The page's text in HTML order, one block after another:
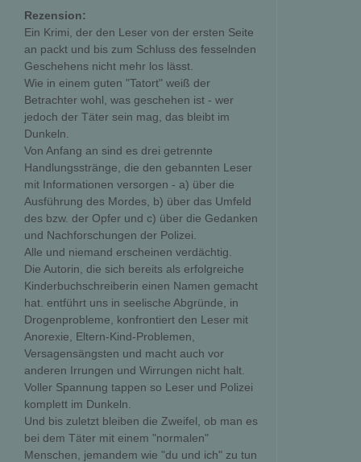
Rezension:
Ein Krimi, der den Leser von der ersten Seite
an packt und bis zum Schluss des fesselnden
Geschehens nicht mehr los lässt.
Wie in einem guten "Tatort" weiß der
Betrachter wohl, was geschehen ist - wer
jedoch der Täter sein mag, das bleibt im
Dunkeln.
Von Anfang an sind es drei getrennte
Handlungsstränge, die den gebannten Leser
mit Informationen versorgen - a) über die
Ausführung des Mordes, b) über das Umfeld
des bzw. der Opfer und c) über die Gedanken
und Nachforschungen der Polizei.
Alle und niemand erscheinen verdächtig.
Die Autorin, die sich bereits als erfolgreiche
Kinderbuchschreiberin einen Namen gemacht
hat. entführt uns in seelische Abgründe, in
Drogenprobleme, konfrontiert den Leser mit
Anorexie, Eltern-Kind-Problemen,
Versagensängsten und macht auch vor
anderen Irrungen und Wirrungen nicht halt.
Voller Spannung tappen so Leser und Polizei
komplett im Dunkeln.
Und bis zuletzt bleiben die Zweifel, ob man es
bei dem Täter mit einem "normalen"
Menschen, jemandem wie "du und ich" zu tun